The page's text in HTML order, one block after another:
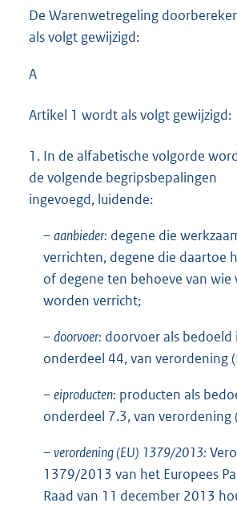
De Warenwetregeling
als volgt gewijzigd:
A
Artikel 1 wordt als volgt gewijzigd:
1. In de alfabetische volgorde
de volgende begripsbepalingen
ingevoegd, luidende:
–aanbieder: degene die
verrichten, degene die daartoe
of degene ten behoeve van wie
worden verricht;
–doorvoer: doorvoer als bedoeld
onderdeel 44, van verordening
–eiproducten: producten als
onderdeel 7.3, van verordening
–verordening (EU) 1379/2013:
1379/2013 van het Europees
Raad van 11 december 2013